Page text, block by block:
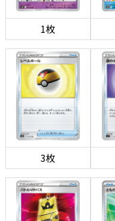
1枚
3枚